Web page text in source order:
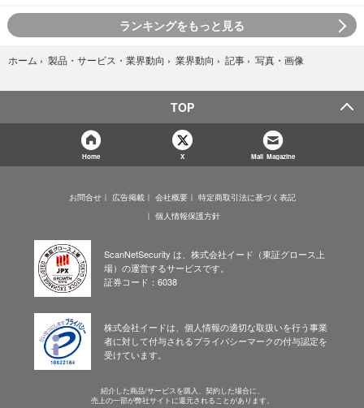
ランキングをもっと見る
ホーム › 製品・サービス・業界動向 › 業界動向 › 記事 › 写真・画像
TOP
Home X Mail Magazine
お問合せ 広告掲載 会社概要
特定商取引法に基づく表記
個人情報保護方針
ScanNetSecurity は、株式会社イード（東証グロース上
場）の運営するサービスです。
証券コード：6038
株式会社イードは、個人情報の適切な取扱いを行う事業
者に対して付与されるプライバシーマークの付与認定を
受けています。
紹介した商品/サービスを購入、契約した場合に、
売上の一部が弊社サイトに還元されることがあります。